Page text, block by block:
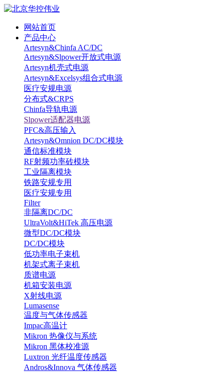
网站首页
产品中心
Artesyn&Chinfa AC/DC
Artesyn&Slpower开放式电源
Artesyn机壳式电源
Artesyn&Excelsys组合式电源
医疗安规电源
分布式&CRPS
Chinfa导轨电源
Slpower适配器电源
PFC&高压输入
Artesyn&Omnion DC/DC模块
通信标准模块
RF射频功率砖模块
工业隔离模块
铁路安规专用
医疗安规专用
Filter
非隔离DC/DC
UltraVolt&HiTek 高压电源
微型DC/DC模块
DC/DC模块
低功率电子束机
机架式离子束机
质谱电源
机箱安装电源
X射线电源
Lumasense
温度与气体传感器
Impac高温计
Mikron 热像仪与系统
Mikron 黑体校准源
Luxtron 光纤温度传感器
Andros&Innova 气体传感器